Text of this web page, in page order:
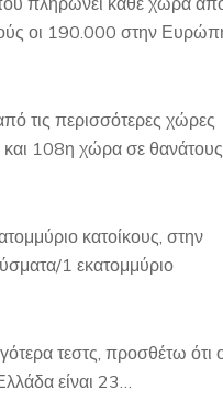
οι 190.000 στην
τις περισσότερες χώρες
και 108η χώρα σε θανάτους
κατοίκους, στην
1 εκατομμύριο
τεστς, προσθέτω ότι
είναι 23…